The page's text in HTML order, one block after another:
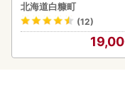
北海道白糠町
(12)